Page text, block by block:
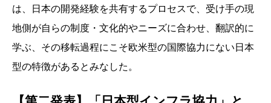
は、日本の開発経験を共有するプロセスで、受け手の現
地側が自らの制度・文化的やニーズに合わせ、翻訳的に
学ぶ、その移転過程にこそ欧米型の国際協力にない日本
型の特徴があるとみなした。